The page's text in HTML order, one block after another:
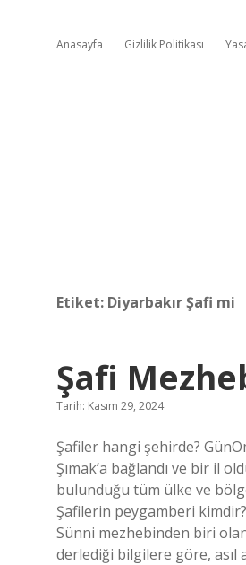
Anasayfa Gizlilik Politikası
Etiket: Diyarbakır Şafi mi
Şafi
Tarih: Kasım 29, 2024
Şafiler hangi şehirde?
Şımak’a bağlandı ve bir il
bulunduğu tüm ülke ve
Şafilerin peygamberi
Sünni mezhebinden biri olan
derlediği bilgilere göre, asıl